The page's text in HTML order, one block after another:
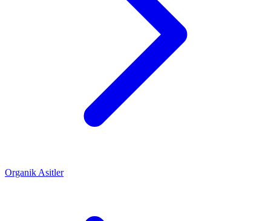
Organik Asitler